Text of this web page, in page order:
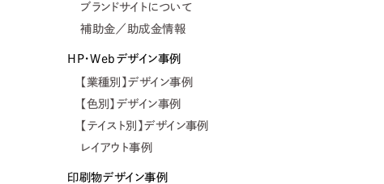
ブランドサイトについて
補助金／助成金情報
HP・Webデザイン事例
【業種別】デザイン事例
【色別】デザイン事例
【テイスト別】デザイン事例
レイアウト事例
印刷物デザイン事例